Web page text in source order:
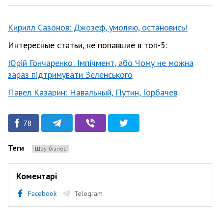
Кирилл Сазонов: Джозеф, умоляю, остановись!
Интересные статьи, не попавшие в топ-5:
Юрій Гончаренко: Імпічмент, або Чому не можна
зараз підтримувати Зеленського
Павел Казарин: Навальный, Путин, Горбачев
78
Теги Шоу-бізнес
Коментарі
Facebook Telegram